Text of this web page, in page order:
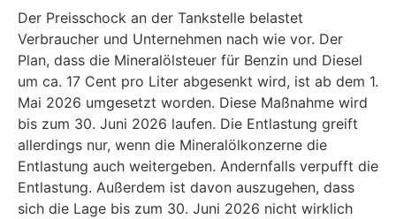
Der Preisschock an der Tankstelle belastet
Verbraucher und Unternehmen nach wie vor. Der
Plan, dass die Mineralölsteuer für Benzin und Diesel
um ca. 17 Cent pro Liter abgesenkt wird, ist ab dem 1.
Mai 2026 umgesetzt worden. Diese Maßnahme wird
bis zum 30. Juni 2026 laufen. Die Entlastung greift
allerdings nur, wenn die Mineralölkonzerne die
Entlastung auch weitergeben. Andernfalls verpufft die
Entlastung. Außerdem ist davon auszugehen, dass
sich die Lage bis zum 30. Juni 2026 nicht wirklich